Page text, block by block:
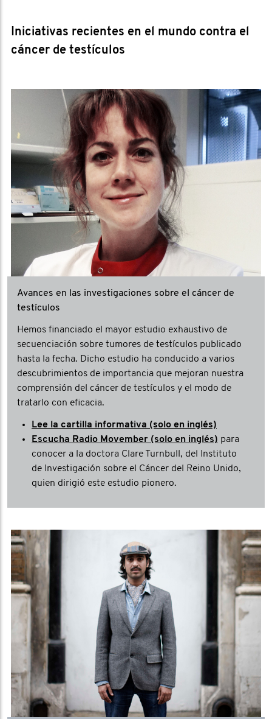
Iniciativas recientes en el mundo contra el
cáncer de testículos
Avances en las investigaciones sobre el cáncer de
testículos
Hemos financiado el mayor estudio exhaustivo de
secuenciación sobre tumores de testículos publicado
hasta la fecha. Dicho estudio ha conducido a varios
descubrimientos de importancia que mejoran nuestra
comprensión del cáncer de testículos y el modo de
tratarlo con eficacia.
Lee la cartilla informativa (solo en inglés)
Escucha Radio Movember (solo en inglés) para
conocer a la doctora Clare Turnbull, del Instituto
de Investigación sobre el Cáncer del Reino Unido,
quien dirigió este estudio pionero.